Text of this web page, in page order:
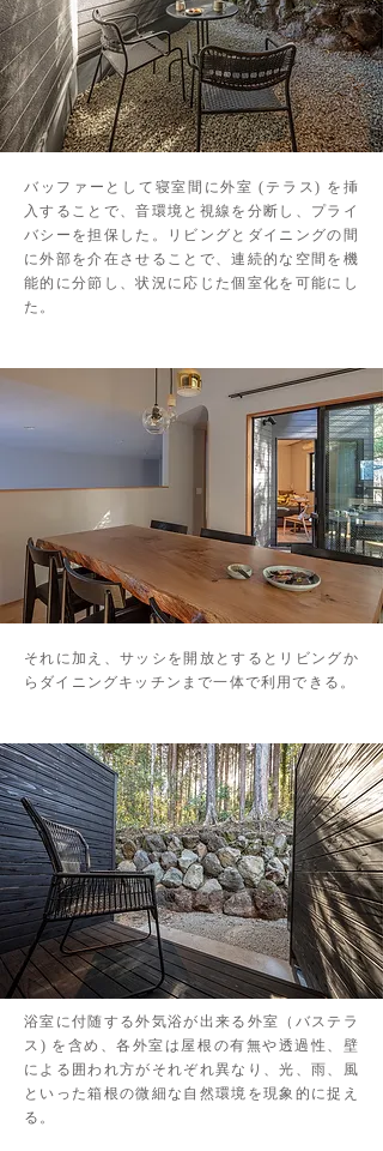
バッファーとして寝室間に外室 (テラス) を挿
入することで、音環境と視線を分断し、プライ
バシーを担保した。リビングとダイニングの間
に外部を介在させることで、連続的な空間を機
能的に分節し、状況に応じた個室化を可能にし
た。
それに加え、サッシを開放とするとリビングか
らダイニングキッチンまで一体で利用できる。
浴室に付随する外気浴が出来る外室（バステラ
ス) を含め、各外室は屋根の有無や透過性、壁
による囲われ方がそれぞれ異なり、光、雨、風
といった箱根の微細な自然環境を現象的に捉え
る。